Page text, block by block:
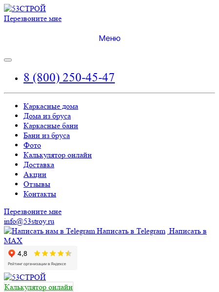
Перезвоните мне
Меню
8 (800) 250-45-47
Каркасные дома
Дома из бруса
Каркасные бани
Бани из бруса
Фото
Калькулятор онлайн
Доставка
Акции
Отзывы
Контакты
Перезвоните мне
info@53stroy.ru
Написать в Telegram Написать в
MAX
Калькулятор онлайн